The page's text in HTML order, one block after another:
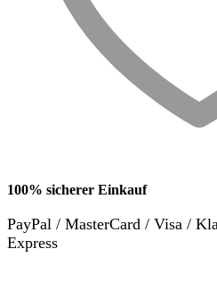
100% sicherer Einkauf
PayPal / MasterCard / Visa /
Express